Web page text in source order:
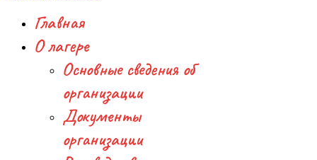
Главная
О лагере
Основные сведения об
организации
Документы
организации